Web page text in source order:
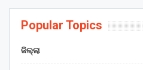
Popular Topics
ଜିଲ୍ଲା